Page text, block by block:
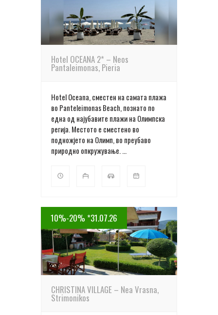
ПОВЕЌЕ ДЕТАЛИ
Hotel OCEANA 2* – Neos
Pantaleimonas, Pieria
Hotel Oceana, сместен на самата плажа
во Panteleimonas Beach, познато по
една од најубавите плажи на Олимпска
регија. Местото е сместено во
подножјето на Олимп, во преубаво
природно опкружување. ...
10%-20% *31.07.26
ПОВЕЌЕ ДЕТАЛИ
CHRISTINA VILLAGE – Nea Vrasna,
Strimonikos